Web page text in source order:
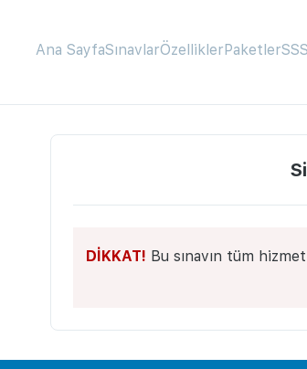
Ana SayfaSınavlarÖzelliklerPaketlerSSS
DİKKAT! Bu sınavın tüm